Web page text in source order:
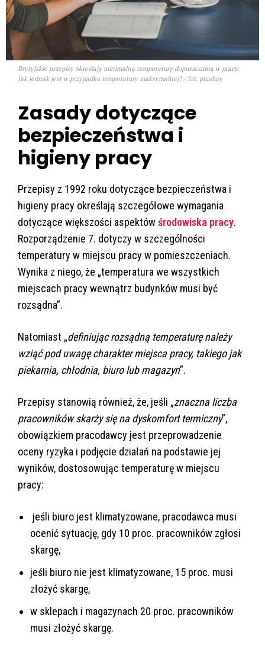
Brytyjskie przepisy określają minimalną temperaturę dopuszczalną w pracy.
Jak jednak jest w przypadku temperatury maksymalnej? / fot. pixabay
Zasady dotyczące
bezpieczeństwa i
higieny pracy
Przepisy z 1992 roku dotyczące bezpieczeństwa i
higieny pracy określają szczegółowe wymagania
dotyczące większości aspektówśrodowiska pracy.
Rozporządzenie 7. dotyczy w szczególności
temperatury w miejscu pracy w pomieszczeniach.
Wynika z niego, że „temperatura we wszystkich
miejscach pracy wewnątrz budynków musi być
rozsądna”.
Natomiast „definiując rozsądną temperaturę należy
wziąć pod uwagę charakter miejsca pracy, takiego jak
piekarnia, chłodnia, biuro lub magazyn”.
Przepisy stanowią również, że, jeśli „znaczna liczba
pracowników skarży się na dyskomfort termiczny”,
obowiązkiem pracodawcy jest przeprowadzenie
oceny ryzyka i podjęcie działań na podstawie jej
wyników, dostosowując temperaturę w miejscu
pracy:
jeśli biuro jest klimatyzowane, pracodawca musi
ocenić sytuację, gdy 10 proc. pracowników zgłosi
skargę,
jeśli biuro nie jest klimatyzowane, 15 proc. musi
złożyć skargę,
w sklepach i magazynach 20 proc. pracowników
musi złożyć skargę.